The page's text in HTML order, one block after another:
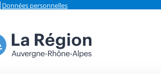
Données personnelles